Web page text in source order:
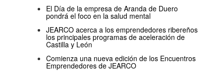
El Día de la empresa de Aranda de Duero
pondrá el foco en la salud mental
JEARCO acerca a los emprendedores ribereños
los principales programas de aceleración de
Castilla y León
Comienza una nueva edición de los Encuentros
Emprendedores de JEARCO